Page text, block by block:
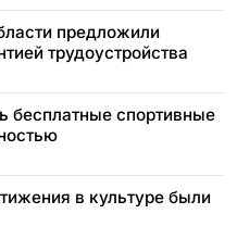
предложили
трудоустройства
бесплатные спортивные
в культуре были